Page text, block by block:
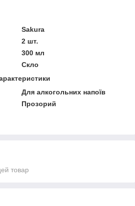
Sakura
2 шт.
300 мл
Скло
Для алкогольних напоїв
Прозорий
товар